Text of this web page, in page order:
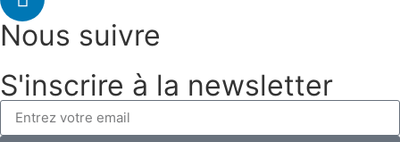
Nous suivre
S'inscrire à la newsletter